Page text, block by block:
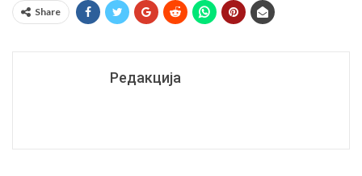
Share
Редакција